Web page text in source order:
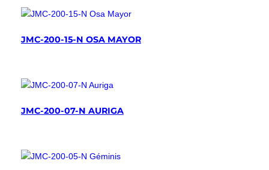
JMC-200-15-N OSA MAYOR
JMC-200-07-N AURIGA